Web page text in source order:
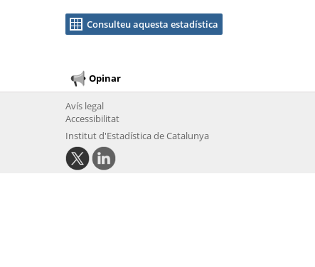
Consulteu aquesta estadística
Opinar
Avís legal
Accessibilitat
Institut d'Estadística de Catalunya